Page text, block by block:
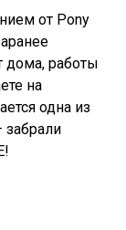
от Pony
дома, работы
на
одна из
забрали